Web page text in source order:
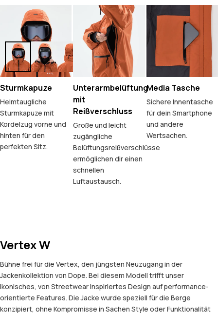
Sturmkapuze
Helmtaugliche
Sturmkapuze mit
Kordelzug vorne und
hinten für den
perfekten Sitz.
Unterarmbelüftung
mit
Reißverschluss
Große und leicht
zugängliche
Belüftungsreißverschlüsse
ermöglichen dir einen
schnellen
Luftaustausch.
Media Tasche
Sichere Innentasche
für dein Smartphone
und andere
Wertsachen.
Vertex W
Bühne frei für die Vertex, den jüngsten Neuzugang in der
Jackenkollektion von Dope. Bei diesem Modell trifft unser
ikonisches, von Streetwear inspiriertes Design auf performance-
orientierte Features. Die Jacke wurde speziell für die Berge
konzipiert, ohne Kompromisse in Sachen Style oder Funktionalität